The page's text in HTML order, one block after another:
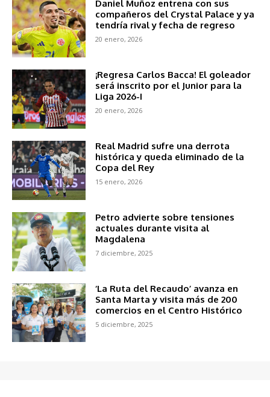
Daniel Muñoz entrena con sus
compañeros del Crystal Palace y ya
tendría rival y fecha de regreso
20 enero, 2026
¡Regresa Carlos Bacca! El goleador
será inscrito por el Junior para la
Liga 2026-I
20 enero, 2026
Real Madrid sufre una derrota
histórica y queda eliminado de la
Copa del Rey
15 enero, 2026
Petro advierte sobre tensiones
actuales durante visita al
Magdalena
7 diciembre, 2025
‘La Ruta del Recaudo’ avanza en
Santa Marta y visita más de 200
comercios en el Centro Histórico
5 diciembre, 2025